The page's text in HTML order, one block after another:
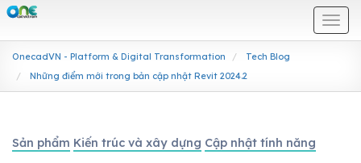
OnecadVN - Platform & Digital Transformation
Tech Blog
Những điểm mới trong bản cập nhật Revit 2024.2
Sản phẩm Kiến trúc và xây dựng Cập nhật tính năng